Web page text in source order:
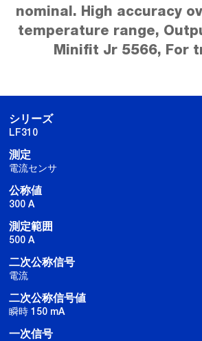
nominal. High accuracy
temperature range,
Minifit Jr 5566, For
シリーズ
LF310
測定
電流センサ
公称値
300 A
測定範囲
500 A
二次公称信号
電流
二次公称信号値
瞬時 150 mA
一次信号